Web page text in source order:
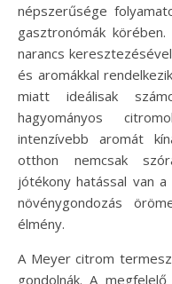
népszerűsége
gasztronómák
narancs
és aromákkal
miatt ideálisak
hagyományos
intenzívebb aromát
otthon nemcsak
jótékony hatással van
növénygondozás
élmény.
A Meyer citrom
gondolnák. A